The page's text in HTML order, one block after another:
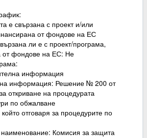
е свързана с проект и/или
от фондове на ЕС
ли е с проект/програма,
от фондове на ЕС: Не
информация
информация: Решение № 200 от
откриване на процедурата
по обжалване
отговаря за процедурите по
Комисия за защита